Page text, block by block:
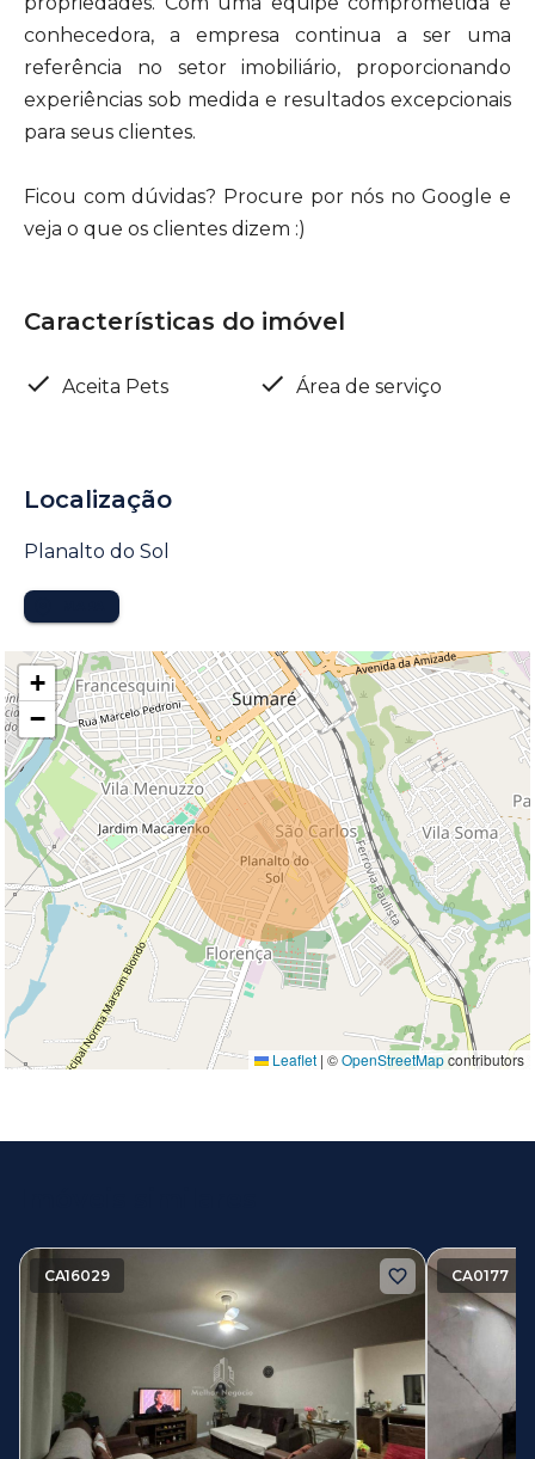
conhecedora, a empresa continua a ser uma
referência no setor imobiliário, proporcionando
experiências sob medida e resultados excepcionais
para seus clientes.
Ficou com dúvidas? Procure por nós no Google e
veja o que os clientes dizem :)
Características do imóvel
Aceita Pets Área de serviço
Localização
Planalto do Sol
+
−
Leaflet | ©OpenStreetMapcontributors
CA16029 CA0177